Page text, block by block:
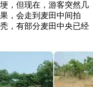
，但现在，游客突然几
，会走到麦田中间拍
，有部分麦田中央已经